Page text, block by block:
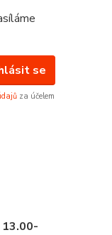
se
za účelem
13.00-